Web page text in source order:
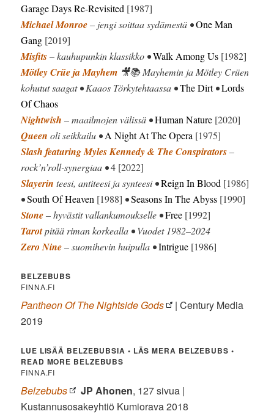
Garage Days Re-Revisited [1987]
Michael Monroe– jengi soittaa sydämestä •One Man
Gang [2019]
Misfits– kauhupunkin klassikko •Walk Among Us [1982]
Mötley Crüe ja Mayhem 🎥📚 Mayhemin ja Mötley Crüen
kohutut saagat • Kaaos Törkytehtaassa •The Dirt•Lords
Of Chaos
Nightwish – maailmojen välissä •Human Nature [2020]
Queen oli seikkailu •A Night At The Opera [1975]
Slash featuring Myles Kennedy & The Conspirators–
rock’n’roll-synergiaa •4 [2022]
Slayerin teesi, antiteesi ja synteesi •Reign In Blood [1986]
•South Of Heaven [1988] •Seasons In The Abyss [1990]
Stone– hyvästit vallankumoukselle •Free [1992]
Tarotpitää riman korkealla • Vuodet 1982–2024
Zero Nine– suomihevin huipulla •Intrigue [1986]
BELZEBUBS
FINNA.FI
Pantheon Of The Nightside Gods
| Century Media
2019
LUE LISÄÄ BELZEBUBSIA • LÄS MERA BELZEBUBS •
READ MORE BELZEBUBS
FINNA.FI
Belzebubs JP Ahonen, 127 sivua |
Kustannusosakeyhtiö Kumiorava 2018